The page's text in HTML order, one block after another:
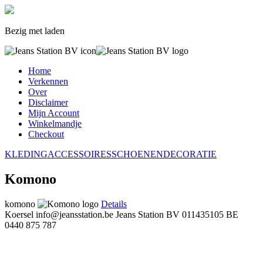
Bezig met laden
Home
Verkennen
Over
Disclaimer
Mijn Account
Winkelmandje
Checkout
KLEDINGACCESSOIRESSCHOENENDECORATIE
Komono
komono
Details
Koersel info@jeansstation.be Jeans Station BV 011435105 BE
0440 875 787